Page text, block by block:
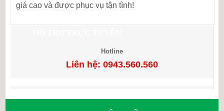
giá cao và được phục vụ tận tình!
Hotline
Liên hệ: 0943.560.560